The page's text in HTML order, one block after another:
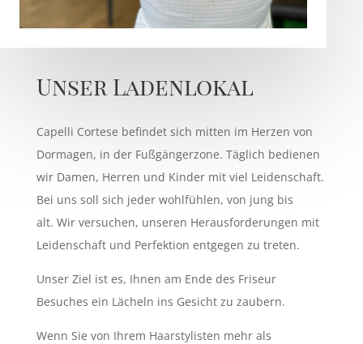
Unser Ladenlokal
Capelli Cortese befindet sich mitten im Herzen von
Dormagen, in der Fußgängerzone. Täglich bedienen
wir Damen, Herren und Kinder mit viel Leidenschaft.
Bei uns soll sich jeder wohlfühlen, von jung bis
alt. Wir versuchen, unseren Herausforderungen mit
Leidenschaft und Perfektion entgegen zu treten.
Unser Ziel ist es, Ihnen am Ende des Friseur
Besuches ein Lächeln ins Gesicht zu zaubern.
Wenn Sie von Ihrem Haarstylisten mehr als